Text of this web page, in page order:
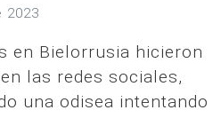
2023
en Bielorrusia hicieron
las redes sociales,
una odisea intentando